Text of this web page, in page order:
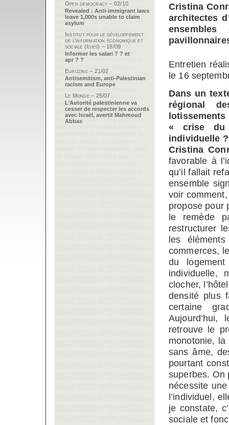
Cristina
architectes
Entretien
le 16
Dans un
régional
« crise du
individuelle ?
Cristina
favorable à
qu’il fallait
ensemble
voir
propose pour
le remède
restructurer
les
commerces,
du
individuelle,
clocher,
densité plus
certaine
Aujourd’hui,
retrouve le
monotonie, la
sans âme,
pourtant
superbes. On
nécessite
l’individuel,
je constate,
sociale et
Open democracy – 02/10
Revealed : Anti-immigrant laws
leave 1,000s unable to claim
asylum
Institut pour le développement
de l’information économique et
sociale (Idies) – 18/09
Informer les salari ? ? et
apr ? ?
Eurozine – 21/02
Antisemitism, anti-Palestinian
racism and Europe
Le Monde – 25/07
L’Autorité palestinienne va
cesser de respecter les accords
avec Israël, avertit Mahmoud
Abbas